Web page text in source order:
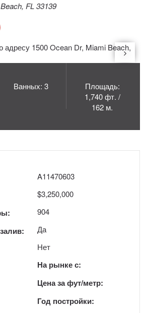
FL 33139
Ванных: 3
Площадь:
1,740 фт. /
162 м.
A11470603
$3,250,000
904
Да
Нет
На рынке с:
Цена за фут/метр:
Год постройки: